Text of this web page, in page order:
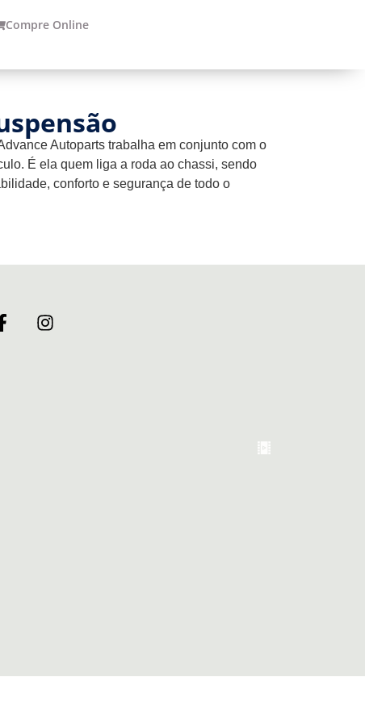
Compre Online
Autoparts trabalha em conjunto com o
É ela quem liga a roda ao chassi, sendo
conforto e segurança de todo o